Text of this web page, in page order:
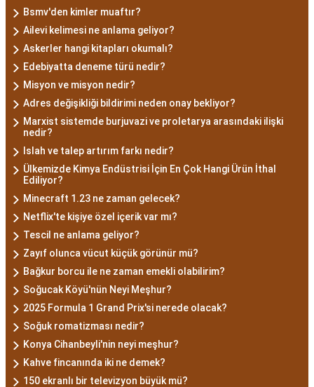
Bsmv'den kimler muaftır?
Ailevi kelimesi ne anlama geliyor?
Askerler hangi kitapları okumalı?
Edebiyatta deneme türü nedir?
Misyon ve misyon nedir?
Adres değişikliği bildirimi neden onay bekliyor?
Marxist sistemde burjuvazi ve proletarya arasındaki ilişki
nedir?
Islah ve talep artırım farkı nedir?
Ülkemizde Kimya Endüstrisi İçin En Çok Hangi Ürün İthal
Ediliyor?
Minecraft 1.23 ne zaman gelecek?
Netflix'te kişiye özel içerik var mı?
Tescil ne anlama geliyor?
Zayıf olunca vücut küçük görünür mü?
Bağkur borcu ile ne zaman emekli olabilirim?
Soğucak Köyü'nün Neyi Meşhur?
2025 Formula 1 Grand Prix'si nerede olacak?
Soğuk romatizması nedir?
Konya Cihanbeyli'nin neyi meşhur?
Kahve fincanında iki ne demek?
150 ekranlı bir televizyon büyük mü?